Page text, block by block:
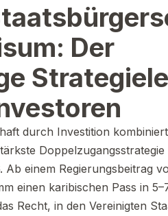
Der
durch Investition
einem Regierungsbeitrag
einen karibischen Pass in
Recht, in den Vereinigten